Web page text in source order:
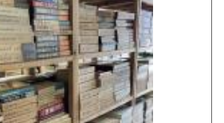
800円 大分県
800円 鹿児島県
円